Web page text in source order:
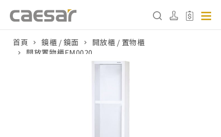
首頁 鏡櫃 / 鏡面
開放櫃 / 置物櫃
開放置物櫃EM0020